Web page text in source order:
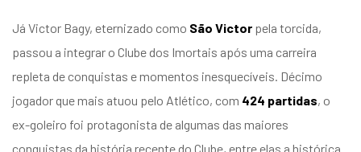
Já Victor Bagy, eternizado como São Victor pela torcida,
passou a integrar o Clube dos Imortais após uma carreira
repleta de conquistas e momentos inesquecíveis. Décimo
jogador que mais atuou pelo Atlético, com 424 partidas, o
ex-goleiro foi protagonista de algumas das maiores
conquistas da história recente do Clube, entre elas a histórica